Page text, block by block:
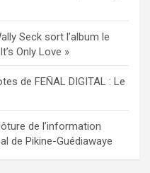
Seck sort l’album le
Only Love »
de FEÑAL DIGITAL : Le
de l’information
de Pikine-Guédiawaye